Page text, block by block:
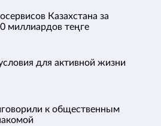
Казахстана за
миллиардов теңге
для активной жизни
к общественным